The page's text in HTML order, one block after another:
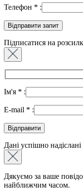
Телефон * :
Підписатися на
Ім'я * :
E-mail * :
Дані успішно надіслані
Дякуємо за ваше
найближчим часом.